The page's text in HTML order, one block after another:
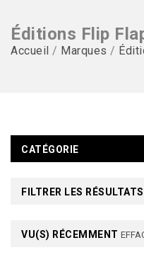
Éditions Flip
Accueil / Marques /
CATÉGORIE
FILTRER LES RÉSULTATS
VU(S) RÉCEMMENT